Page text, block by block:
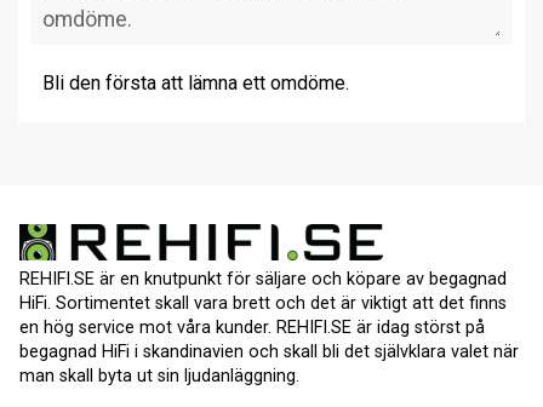
Bli den första att lämna ett omdöme.
REHIFI.SE är en knutpunkt för säljare och köpare av begagnad
HiFi. Sortimentet skall vara brett och det är viktigt att det finns
en hög service mot våra kunder. REHIFI.SE är idag störst på
begagnad HiFi i skandinavien och skall bli det självklara valet när
man skall byta ut sin ljudanläggning.